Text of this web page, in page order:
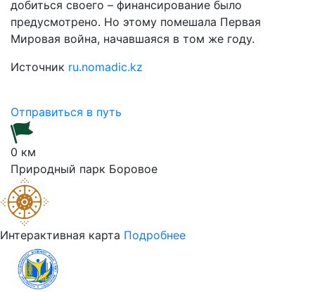
добиться своего – финансирование было
предусмотрено. Но этому помешала Первая
Мировая война, начавшаяся в том же году.
Источник ru.nomadic.kz
Отправиться в путь
0 км
Природный парк Боровое
Интерактивная карта Подробнее